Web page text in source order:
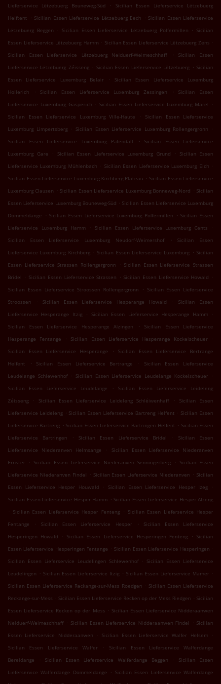
Lieferservice Lëtzebuerg Bouneweg-Süd
.
Sicilian Essen Lieferservice Lëtzebuerg
Helftent
. Sicilian Essen Lieferservice Lëtzebuerg Eech . Sicilian Essen Lieferservice
Lëtzebuerg Beggen
. Sicilian Essen Lieferservice Lëtzebuerg Polfermillen . Sicilian
Essen Lieferservice Lëtzebuerg Hamm . Sicilian Essen Lieferservice Lëtzebuerg Zens .
Sicilian Essen Lieferservice Lëtzebuerg Neiduerf-Weimeschhaff
.
Sicilian Essen
Lieferservice Lëtzebuerg Zéisseng . Sicilian Essen Lieferservice Lëtzebuerg . Sicilian
Essen Lieferservice Luxemburg Belair
.
Sicilian Essen Lieferservice Luxemburg
Hollerich
. Sicilian Essen Lieferservice Luxemburg Zessingen .
Sicilian Essen
Lieferservice Luxemburg Gasperich . Sicilian Essen Lieferservice Luxemburg Märel
.
Sicilian Essen Lieferservice Luxemburg Ville-Haute
.
Sicilian Essen Lieferservice
Luxemburg Limpertsberg . Sicilian Essen Lieferservice Luxemburg Rollengergronn
.
Sicilian Essen Lieferservice Luxemburg Pafendall
.
Sicilian Essen Lieferservice
Luxemburg Gare
. Sicilian Essen Lieferservice Luxemburg Grund .
Sicilian Essen
Lieferservice Luxemburg Mühlenbach . Sicilian Essen Lieferservice Luxemburg Eich .
Sicilian Essen Lieferservice Luxemburg Kirchberg-Plateau . Sicilian Essen Lieferservice
Luxemburg Clausen . Sicilian Essen Lieferservice Luxemburg Bonneweg-Nord . Sicilian
Essen Lieferservice Luxemburg Bouneweg-Süd . Sicilian Essen Lieferservice Luxemburg
Dommeldange
. Sicilian Essen Lieferservice Luxemburg Polfermillen . Sicilian Essen
Lieferservice Luxemburg Hamm
. Sicilian Essen Lieferservice Luxemburg Cents
.
Sicilian Essen Lieferservice Luxemburg Neudorf-Weimershof
.
Sicilian Essen
Lieferservice Luxemburg Kirchberg . Sicilian Essen Lieferservice Luxemburg . Sicilian
Essen Lieferservice Strassen Rollengergronn
. Sicilian Essen Lieferservice Strassen
Bridel
. Sicilian Essen Lieferservice Strassen . Sicilian Essen Lieferservice Howald
.
Sicilian Essen Lieferservice Stroossen Rollengergronn
. Sicilian Essen Lieferservice
Stroossen
. Sicilian Essen Lieferservice Hesperange Howald .
Sicilian Essen
Lieferservice Hesperange Itzig
. Sicilian Essen Lieferservice Hesperange Hamm
.
Sicilian Essen Lieferservice Hesperange Alzingen
.
Sicilian Essen Lieferservice
Hesperange Fentange
. Sicilian Essen Lieferservice Hesperange Kockelscheuer
.
Sicilian Essen Lieferservice Hesperange
.
Sicilian Essen Lieferservice Bertrange
Helfent
. Sicilian Essen Lieferservice Bertrange .
Sicilian Essen Lieferservice
Leudelange Schlewenhof . Sicilian Essen Lieferservice Leudelange Kockelscheuer
.
Sicilian Essen Lieferservice Leudelange
.
Sicilian Essen Lieferservice Leideleng
Zéisseng
. Sicilian Essen Lieferservice Leideleng Schléiwenhaff .
Sicilian Essen
Lieferservice Leideleng . Sicilian Essen Lieferservice Bartreng Helfent . Sicilian Essen
Lieferservice Bartreng . Sicilian Essen Lieferservice Bartringen Helfent . Sicilian Essen
Lieferservice Bartringen
. Sicilian Essen Lieferservice Bridel .
Sicilian Essen
Lieferservice Niederanven Helmsange
.
Sicilian Essen Lieferservice Niederanven
Ernster
. Sicilian Essen Lieferservice Niederanven Senningerberg . Sicilian Essen
Lieferservice Niederanven Findel . Sicilian Essen Lieferservice Niederanven . Sicilian
Essen Lieferservice Hesper Houwald
. Sicilian Essen Lieferservice Hesper Izeg
.
Sicilian Essen Lieferservice Hesper Hamm . Sicilian Essen Lieferservice Hesper Alzeng
. Sicilian Essen Lieferservice Hesper Fenteng . Sicilian Essen Lieferservice Hesper
Fentange
. Sicilian Essen Lieferservice Hesper .
Sicilian Essen Lieferservice
Hesperingen Howald
. Sicilian Essen Lieferservice Hesperingen Fenteng . Sicilian
Essen Lieferservice Hesperingen Fentange . Sicilian Essen Lieferservice Hesperingen .
Sicilian Essen Lieferservice Leudelingen Schlewenhof
. Sicilian Essen Lieferservice
Leudelingen . Sicilian Essen Lieferservice Itzig . Sicilian Essen Lieferservice Mamer .
Sicilian Essen Lieferservice Reckange-sur-Mess Roedgen . Sicilian Essen Lieferservice
Reckange-sur-Mess . Sicilian Essen Lieferservice Recken op der Mess Riedgen . Sicilian
Essen Lieferservice Recken op der Mess . Sicilian Essen Lieferservice Nidderaanwen
Neiduerf-Weimeschhaff . Sicilian Essen Lieferservice Nidderaanwen Findel . Sicilian
Essen Lieferservice Nidderaanwen
. Sicilian Essen Lieferservice Walfer Helsem
.
Sicilian Essen Lieferservice Walfer
.
Sicilian Essen Lieferservice Walferdange
Bereldange
. Sicilian Essen Lieferservice Walferdange Beggen .
Sicilian Essen
Lieferservice Walferdange Dommeldange
. Sicilian Essen Lieferservice Walferdange